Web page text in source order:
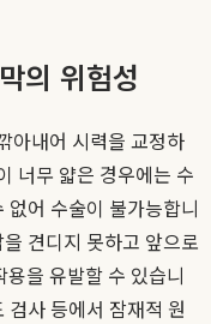
의 위험성
아내어 시력을 교정하
너무 얇은 경우에는 수
어 수술이 불가능합니
견디지 못하고 앞으로
을 유발할 수 있습니
사 등에서 잠재적 원